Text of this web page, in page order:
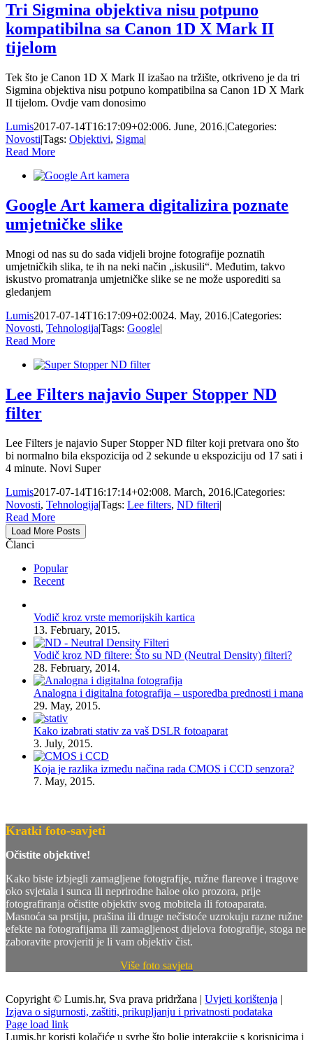
Tri Sigmina objektiva nisu potpuno
kompatibilna sa Canon 1D X Mark II
tijelom
Tek što je Canon 1D X Mark II izašao na tržište, otkriveno je da tri
Sigmina objektiva nisu potpuno kompatibilna sa Canon 1D X Mark
II tijelom. Ovdje vam donosimo
Lumis2017-07-14T16:17:09+02:006. June, 2016.|Categories:
Novosti|Tags: Objektivi, Sigma|
Read More
Google Art kamera digitalizira poznate
umjetničke slike
Mnogi od nas su do sada vidjeli brojne fotografije poznatih
umjetničkih slika, te ih na neki način „iskusili“. Međutim, takvo
iskustvo promatranja umjetničke slike se ne može usporediti sa
gledanjem
Lumis2017-07-14T16:17:09+02:0024. May, 2016.|Categories:
Novosti, Tehnologija|Tags: Google|
Read More
Lee Filters najavio Super Stopper ND
filter
Lee Filters je najavio Super Stopper ND filter koji pretvara ono što
bi normalno bila ekspozicija od 2 sekunde u ekspoziciju od 17 sati i
4 minute. Novi Super
Lumis2017-07-14T16:17:14+02:008. March, 2016.|Categories:
Novosti, Tehnologija|Tags: Lee filters, ND filteri|
Read More
Load More Posts
Članci
Popular
Recent
Vodič kroz vrste memorijskih kartica
13. February, 2015.
Vodič kroz ND filtere: Što su ND (Neutral Density) filteri?
28. February, 2014.
Analogna i digitalna fotografija – usporedba prednosti i mana
29. May, 2015.
Kako izabrati stativ za vaš DSLR fotoaparat
3. July, 2015.
Koja je razlika između načina rada CMOS i CCD senzora?
7. May, 2015.
Kratki foto-savjeti
Očistite objektive!
Kako biste izbjegli zamagljene fotografije, ružne flareove i tragove
oko svjetala i sunca ili neprirodne haloe oko prozora, prije
fotografiranja očistite objektiv svog mobitela ili fotoaparata.
Masnoća sa prstiju, prašina ili druge nečistoće uzrokuju razne ružne
efekte na fotografijama ili zamagljenost dijelova fotografije, stoga ne
zaboravite provjeriti je li vam objektiv čist.
Više foto savjeta
Copyright © Lumis.hr, Sva prava pridržana | Uvjeti korištenja |
Izjava o sigurnosti, zaštiti, prikupljanju i privatnosti podataka
Page load link
Lumis.hr koristi kolačiće u svrhe što bolje interakcije s korisnicima i